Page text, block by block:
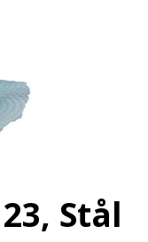
Stål